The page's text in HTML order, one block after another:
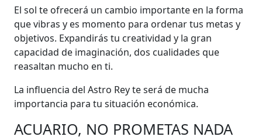
El sol te ofrecerá un cambio importante en la forma
que vibras y es momento para ordenar tus metas y
objetivos. Expandirás tu creatividad y la gran
capacidad de imaginación, dos cualidades que
reasaltan mucho en ti.
La influencia del Astro Rey te será de mucha
importancia para tu situación económica.
ACUARIO, NO PROMETAS NADA